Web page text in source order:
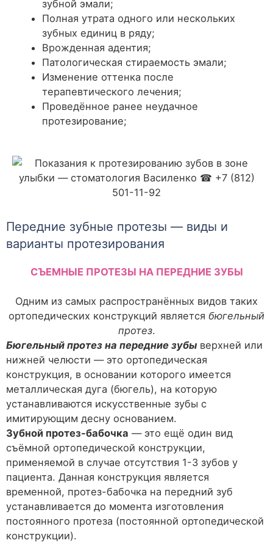
зубной эмали;
Полная утрата одного или нескольких
зубных единиц в ряду;
Врожденная адентия;
Патологическая стираемость эмали;
Изменение оттенка после
терапевтического лечения;
Проведённое ранее неудачное
протезирование;
Передние зубные протезы — виды и
варианты протезирования
СЪЕМНЫЕ ПРОТЕЗЫ НА ПЕРЕДНИЕ ЗУБЫ
Одним из самых распространённых видов таких
ортопедических конструкций является бюгельный
протез.
Бюгельный протез на передние зубы верхней или
нижней челюсти — это ортопедическая
конструкция, в основании которого имеется
металлическая дуга (бюгель), на которую
устанавливаются искусственные зубы с
имитирующим десну основанием.
Зубной протез-бабочка — это ещё один вид
съёмной ортопедической конструкции,
применяемой в случае отсутствия 1-3 зубов у
пациента. Данная конструкция является
временной, протез-бабочка на передний зуб
устанавливается до момента изготовления
постоянного протеза (постоянной ортопедической
конструкции).